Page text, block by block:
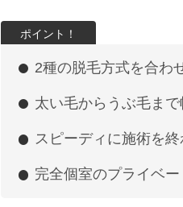
2種の脱毛方式を合わ
太い毛からうぶ毛ま
スピーディに施術を
完全個室のプライベ